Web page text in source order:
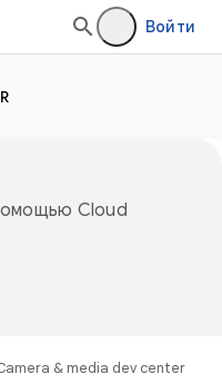
Войти
Cloud
& media dev center